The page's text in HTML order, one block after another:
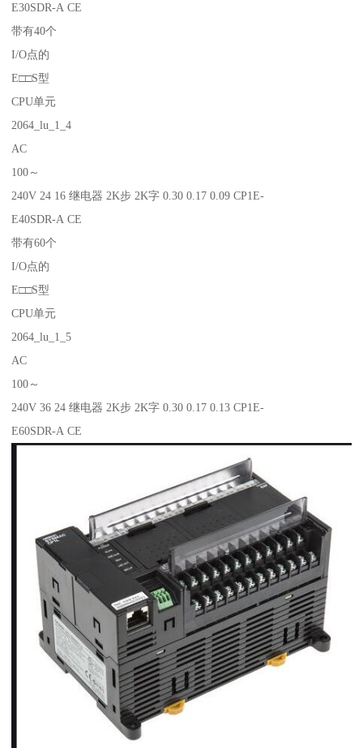
E30SDR-A CE
带有40个
I/O点的
E□□S型
CPU单元
2064_lu_1_4
AC
100～
240V 24 16 继电器 2K步 2K字 0.30 0.17 0.09 CP1E-
E40SDR-A CE
带有60个
I/O点的
E□□S型
CPU单元
2064_lu_1_5
AC
100～
240V 36 24 继电器 2K步 2K字 0.30 0.17 0.13 CP1E-
E60SDR-A CE